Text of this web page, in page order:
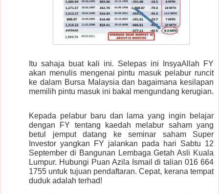
Itu sahaja buat kali ini. Selepas ini InsyaAllah FY
akan menulis mengenai pintu masuk pelabur runcit
ke dalam Bursa Malaysia dan bagaimana kesilapan
memilih pintu masuk ini bakal mengundang kerugian.
Kepada pelabur baru dan lama yang ingin belajar
dengan FY tentang kaedah melabur saham yang
betul jemput datang ke seminar saham Super
Investor yangkan FY jalankan pada hari Sabtu 12
September di Bangunan Lembaga Getah Asli Kuala
Lumpur. Hubungi Puan Azila Ismail di talian 016 664
1755 untuk tujuan pendaftaran. Cepat, kerana tempat
duduk adalah terhad!